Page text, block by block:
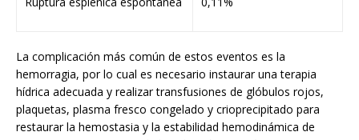
La complicación más común de estos eventos es la
hemorragia, por lo cual es necesario instaurar una terapia
hídrica adecuada y realizar transfusiones de glóbulos rojos,
plaquetas, plasma fresco congelado y crioprecipitado para
restaurar la hemostasia y la estabilidad hemodinámica de